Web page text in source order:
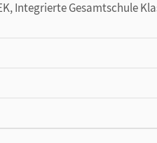
Integrierte Gesamtschule